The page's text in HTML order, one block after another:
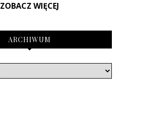
ZOBACZ WIĘCEJ
ARCHIWUM